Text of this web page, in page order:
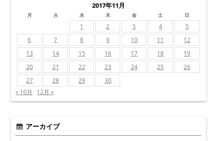
2017年11月
月 火 水 木 金 土 日
1 2 3 4
5
6
7 8 9 10 11
12
13
14 15 16 17 18
19
20
21 22 23 24 25
26
27
28 29
30
« 10月
12月 »
アーカイブ